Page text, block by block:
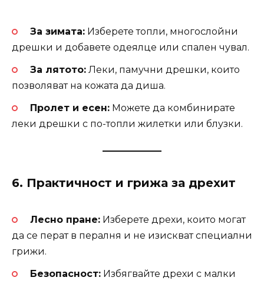
За зимата:Изберете топли, многослойни
дрешки и добавете одеялце или спален чувал.
За лятото:Леки, памучни дрешки, които
позволяват на кожата да диша.
Пролет и есен:Можете да комбинирате
леки дрешки с по-топли жилетки или блузки.
6. Практичност и грижа за дрехит
Лесно пране:Изберете дрехи, които могат
да се перат в пералня и не изискват специални
грижи.
Безопасност:Избягвайте дрехи с малки